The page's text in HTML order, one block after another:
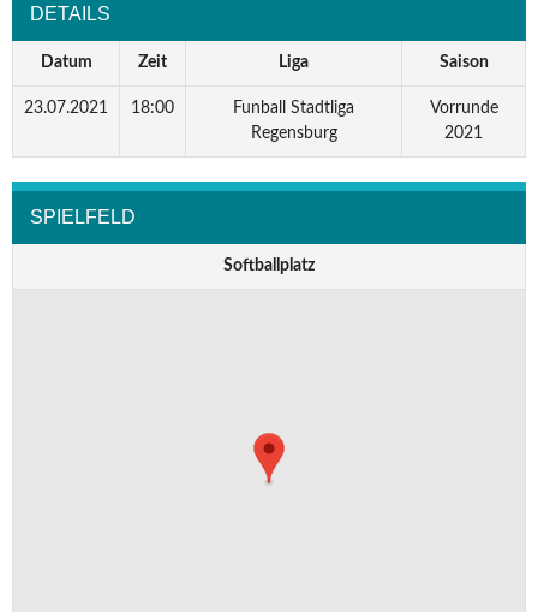
DETAILS
Datum Zeit Liga Saison
23.07.2021 18:00
Funball Stadtliga
Regensburg
Vorrunde
2021
SPIELFELD
Softballplatz